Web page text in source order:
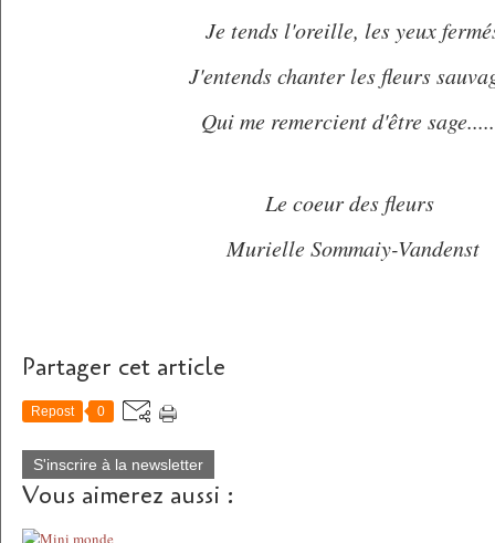
Je tends l'oreille, les yeux
J'entends chanter les fleurs
Qui me remercient d'être
Le coeur des fleurs
Murielle Sommaiy-Vandenst
Partager cet article
Repost 0
S'inscrire à la newsletter
Vous aimerez aussi :